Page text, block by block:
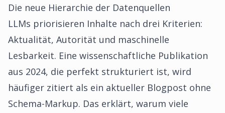
Die neue Hierarchie der Datenquellen
LLMs priorisieren Inhalte nach drei Kriterien:
Aktualität, Autorität und maschinelle
Lesbarkeit. Eine wissenschaftliche Publikation
aus 2024, die perfekt strukturiert ist, wird
häufiger zitiert als ein aktueller Blogpost ohne
Schema-Markup. Das erklärt, warum viele